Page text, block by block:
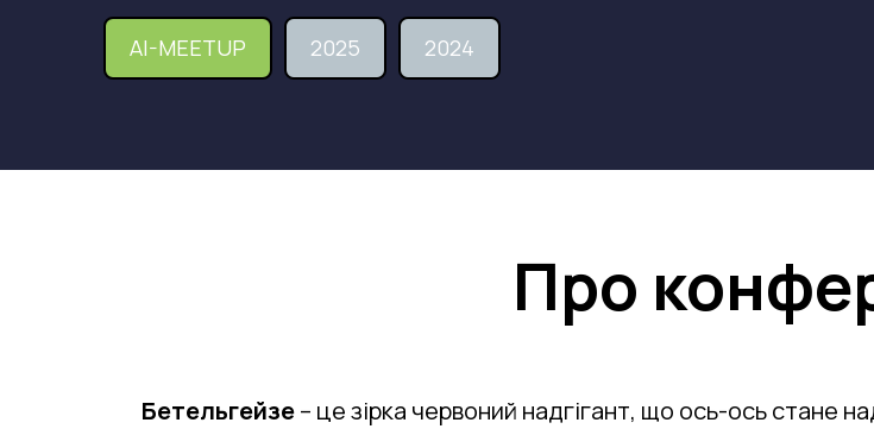
AI-MEETUP 2025 2024
Про
Бетельгейзе– це зірка червоний надгігант, що ось-ось